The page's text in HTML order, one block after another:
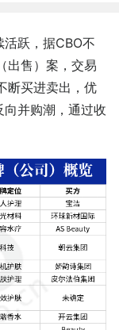
跃，据CBO不
出售）案，交易
断买进卖出，优
并购潮，通过收